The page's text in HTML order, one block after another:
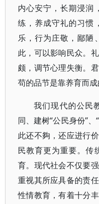
内心安宁，长期浸润
练，养成守礼的习惯
乐，行为庄敬，鄙陋
此，可以影响民众。
颇，调节心理失衡。
苟的品节是靠养育而成
我们现代的公民
同、建树“公民身份”、
此还不夠，还应进行
民教育更为重要。传
育。现代社会不仅要
重视其所应具备的责
性情教育，有着十分